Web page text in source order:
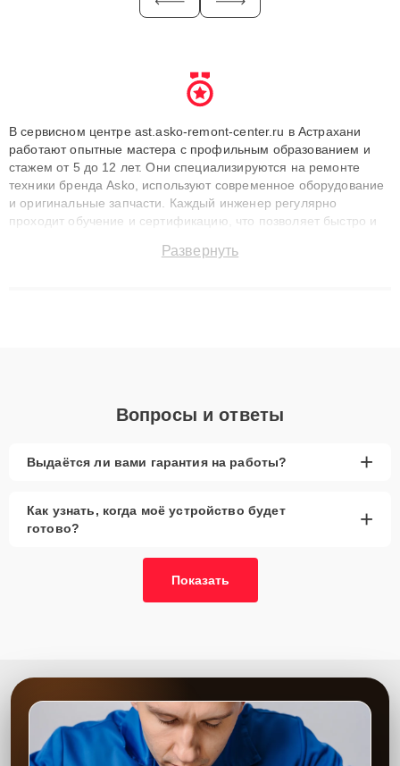
В сервисном центре ast.asko-remont-center.ru в Астрахани
работают опытные мастера с профильным образованием и
стажем от 5 до 12 лет. Они специализируются на ремонте
техники бренда Asko, используют современное оборудование
и оригинальные запчасти. Каждый инженер регулярно
проходит обучение и сертификацию, что позволяет быстро и
сохранением гарантии до 3 лет. Наши мастера решают
Развернуть
Вопросы и ответы
Выдаётся ли вами гарантия на работы? +
Как узнать, когда моё устройство будет
готово?
+
Показать